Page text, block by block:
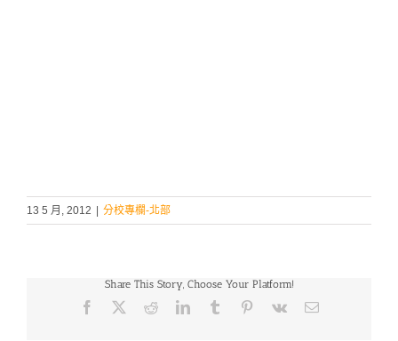
13 5 月, 2012 分校專欄-北部
Share This Story, Choose Your Platform!
Facebook RedditLinkedInTumblr Pinterest
Vk Email: